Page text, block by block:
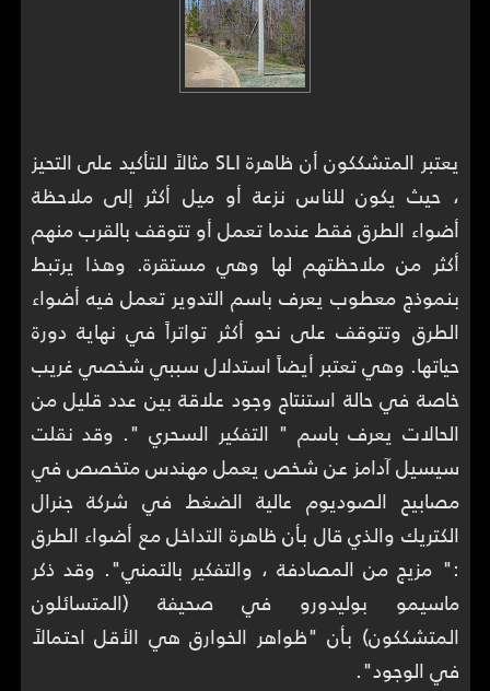
يعتبر المتشككون أن ظاهرة SLI مثالاً للتأكيد على التحيز
، حيث يكون للناس نزعة أو ميل أكثر إلى ملاحظة
أضواء الطرق فقط عندما تعمل أو تتوقف بالقرب منهم
أكثر من ملاحظتهم لها وهي مستقرة. وهذا يرتبط
بنموذج معطوب يعرف باسم التدوير تعمل فيه أضواء
الطرق وتتوقف على نحو أكثر تواتراً في نهاية دورة
حياتها. وهي تعتبر أيضاً استدلال سببي شخصي غريب
خاصة في حالة استنتاج وجود علاقة بين عدد قليل من
الحالات يعرف باسم " التفكير السحري ". وقد نقلت
سيسيل آدامز عن شخص يعمل مهندس متخصص في
مصابيح الصوديوم عالية الضغط في شركة جنرال
الكتريك والذي قال بأن ظاهرة التداخل مع أضواء الطرق
:" مزيج من المصادفة ، والتفكير بالتمني". وقد ذكر
ماسيمو بوليدورو في صحيفة (المتسائلون
المتشككون) بأن "ظواهر الخوارق هي الأقل احتمالاً
في الوجود".